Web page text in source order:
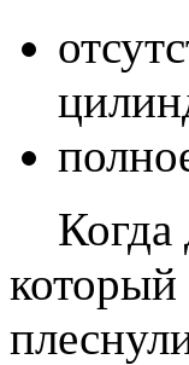
Когда
который